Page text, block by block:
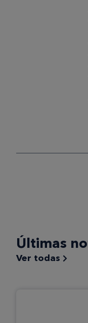
Últimas
Ver todas